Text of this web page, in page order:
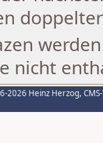
nicht
2026 Heinz Herzog,